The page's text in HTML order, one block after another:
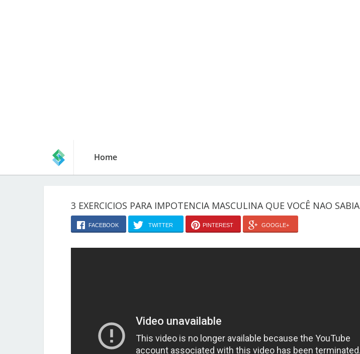
Home
3 EXERCICIOS PARA IMPOTENCIA MASCULINA QUE VOCÊ NAO SABIA
FACEBOOK TWITTER PINTEREST GOOGLE+